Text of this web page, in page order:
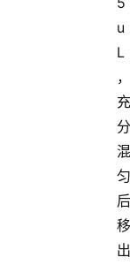
u
L
，
充
分
混
匀
后
移
出